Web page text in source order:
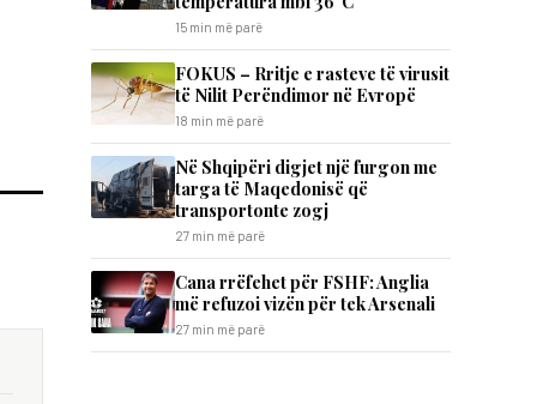
15 min më parë
FOKUS – Rritje e rasteve të virusit
të Nilit Perëndimor në Evropë
18 min më parë
Në Shqipëri digjet një furgon me
targa të Maqedonisë që
transportonte zogj
27 min më parë
Cana rrëfehet për FSHF: Anglia
më refuzoi vizën për tek Arsenali
27 min më parë